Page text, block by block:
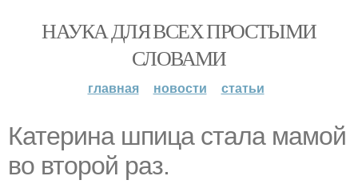
НАУКА ДЛЯ ВСЕХ ПРОСТЫМИ
СЛОВАМИ
главная новости статьи
Катерина шпица стала мамой
во второй раз.